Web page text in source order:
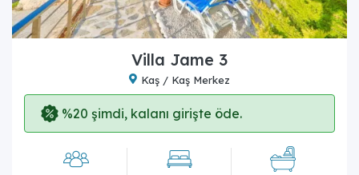
Villa Jame 3
Kaş / Kaş Merkez
%20 şimdi, kalanı girişte öde.